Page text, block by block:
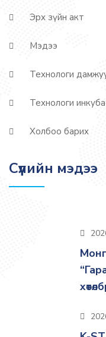
Эрх зүйн акт
Мэдээ
Технологи
Технологи
Холбоо барих
Сүүлийн мэдээ